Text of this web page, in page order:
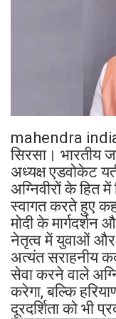
mahendra
सिरसा। भारतीय
अध्यक्ष एडवोकेट
अग्निवीरों के हित
स्वागत करते हुए
मोदी के
नेतृत्व में युवाओं और
अत्यंत सराहनीय
सेवा करने वाले
करेगा, बल्कि
दूरदर्शिता को भी